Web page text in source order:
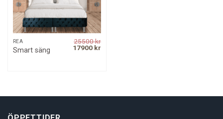
REA
Smart säng
25500kr
Original
17900 kr